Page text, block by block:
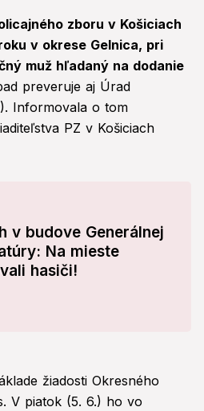
zboru v Košiciach
v okrese Gelnica, pri
muž hľadaný na dodanie
preveruje aj Úrad
Informovala o tom
PZ v Košiciach
v budove Generálnej
Na mieste
hasiči!
žiadosti Okresného
V piatok (5. 6.) ho vo